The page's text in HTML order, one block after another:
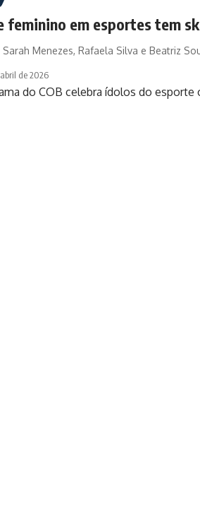
feminino em esportes tem
Menezes, Rafaela Silva e Beatriz
de 2026